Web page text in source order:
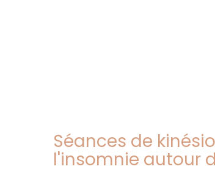
Séances de
l'insomnie autour